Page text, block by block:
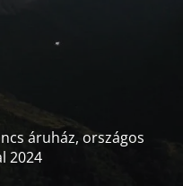
áruház, országos
2024